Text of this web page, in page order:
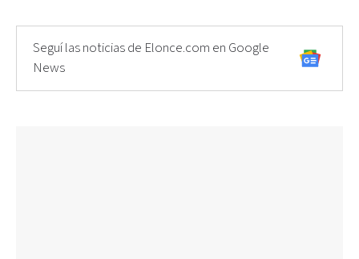
Seguí las noticias de Elonce.com en Google
News